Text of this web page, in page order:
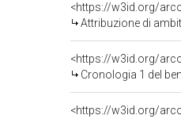
<https://w3id.org/
Attribuzione di
<https://w3id.org/
Cronologia 1 del